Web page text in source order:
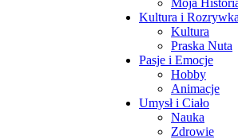
Moja
Kultura i Rozrywka
Kultura
Praska Nuta
Pasje i Emocje
Hobby
Animacje
Umysł i Ciało
Nauka
Zdrowie